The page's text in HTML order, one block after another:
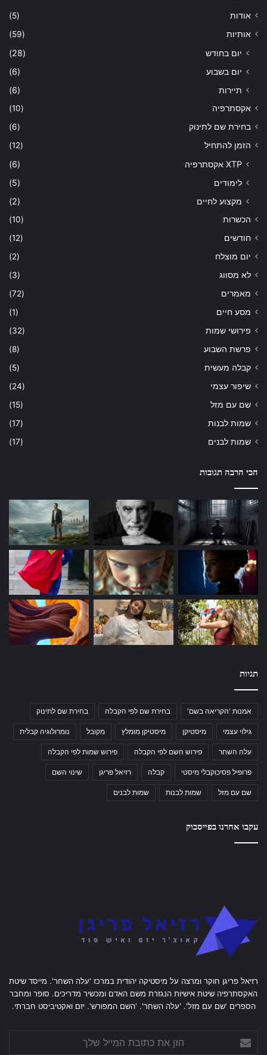
אודות
(5)
אותיות
(59)
יום בחודש
(28)
יום בשבוע
(6)
תיירות
(6)
אקסתרפיה
(10)
בחירת שם לתינוק
(6)
הזמן להתחיל
(12)
XTP אקסתרפיה
(6)
לימודים
(5)
מקצוע לחיים
(2)
הכשרות
(10)
חודשים
(12)
יום מוצלח
(2)
לא מסווג
(3)
מאמרים
(72)
מסע חיים
(1)
פירושי שמות
(32)
פרשת השבוע
(8)
קבלה מעשית
(5)
שיפור עצמי
(24)
שם עם מזל
(15)
שמות לבנות
(17)
שמות לבנים
(17)
הכי הרבה תגובות
תגיות
אמנות 'הקריאה בשם' בחירת שם לפי הקבלה בחירת שם לתינוק
גילוי עצמי מיסטיקן מיסטיקן מומלץ מקובל נומרולוגיה קבלית
עלה השחר פירוש השם לפי הקבלה פירוש שמות לפי הקבלה
פרופיל פסיכוקבלי מיסטי קבלה רזיאל פריגן שינוי השם
שם עם מזל שמות לבנות שמות לבנים
עקבו אחרנו בפייסבוק
רזיאל פריגן חוקר ומרצה על מיסטיקה יהודית במרכז 'עלה השחר'. מייסד שיטת
האקסתרפיה שיטת אישיות הנגזרת משם האדם ומכשיר מדריכים. סופר ומחבר
הספרים 'שם עם מזל'. 'עלה השחר'. 'השם המפורש'. יזם ואקטיביסט חברתי.
את